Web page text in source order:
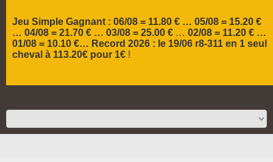
Jeu Simple Gagnant : 06/08 = 11.80 € … 05/08 = 15.20 €
… 04/08 = 21.70 € … 03/08 = 25.00 € … 02/08 = 11.20 € …
01/08 = 10.10 €… Record 2026 : le 19/06 r8-311 en 1 seul
cheval à 113.20€ pour 1€ !